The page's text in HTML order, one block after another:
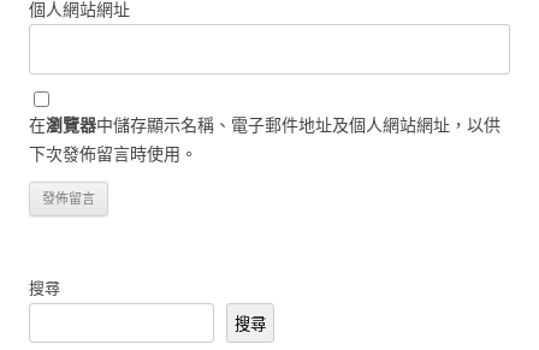
個人網站網址
在瀏覽器中儲存顯示名稱、電子郵件地址及個人網站網址，以供
下次發佈留言時使用。
搜尋
搜尋